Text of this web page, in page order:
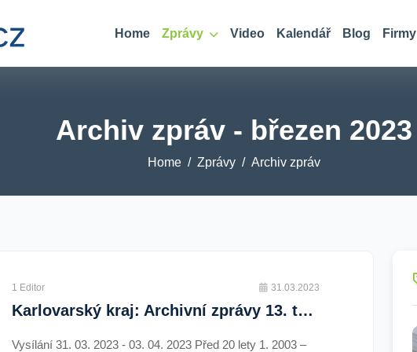
Home
Zprávy Video Kalendář Blog Firmy
Archiv zpráv - březen 2023
Home Zprávy Archiv zpráv
1 Editor 31.03.2023
Karlovarský kraj: Archivní zprávy 13. týdne 2023 (TV Západ)
Vysílání 31. 03. 2023 - 03. 04. 2023 Před 20 lety 1. 2003 –